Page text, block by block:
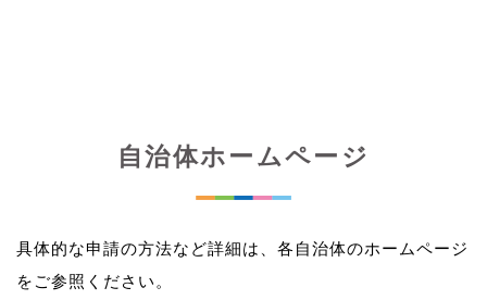
自治体ホームページ
具体的な申請の方法など詳細は、各自治体のホームページ
をご参照ください。